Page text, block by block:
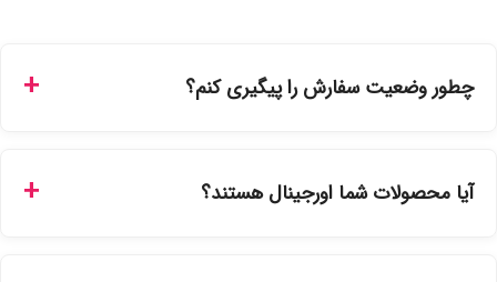
چطور وضعیت سفارش را پیگیری کنم؟
سفارشات در سایت، وضعیت لحظه‌ای مرسوله را مشاهده کنید.
آیا محصولات شما اورجینال هستند؟